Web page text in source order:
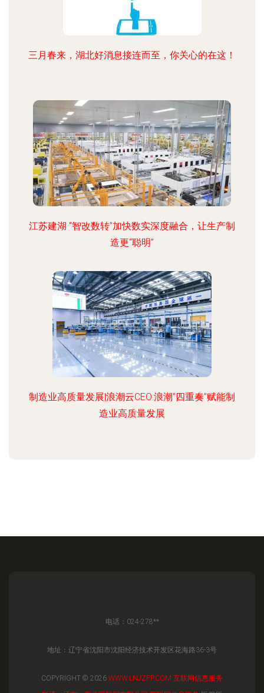
三月春来，湖北好消息接连而至，你关心的在这！
江苏建湖 “智改数转”加快数实深度融合，让生产制
造更“聪明”
制造业高质量发展|浪潮云CEO:浪潮“四重奏”赋能制
造业高质量发展
电话：024-278**
地址：辽宁省沈阳市沈阳经济技术开发区花海路36-3号
COPYRIGHT © 2026 WWW.LNJZFP.COM 互联网信息服务